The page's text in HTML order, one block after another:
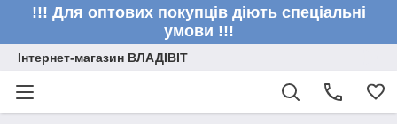
!!! Для оптових покупців діють спеціальні
умови !!!
Інтернет-магазин ВЛАДІВІТ